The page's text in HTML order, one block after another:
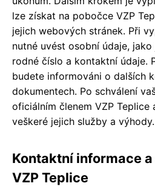
lze získat na pobočce VZP
jejich webových stránek. Při
nutné uvést osobní údaje, jako
rodné číslo a kontaktní údaje.
budete informováni o dalších
dokumentech. Po schválení
oficiálním členem VZP Teplice
veškeré jejich služby a výhody.
Kontaktní informace
VZP Teplice